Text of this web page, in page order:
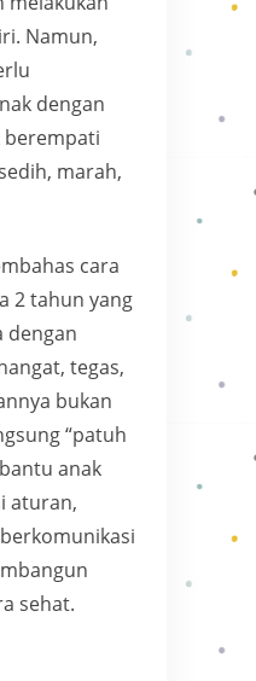
Namun,
dengan
marah,
cara
2 tahun yang
dengan
tegas,
bukan
“patuh
anak
aturan,
sehat.